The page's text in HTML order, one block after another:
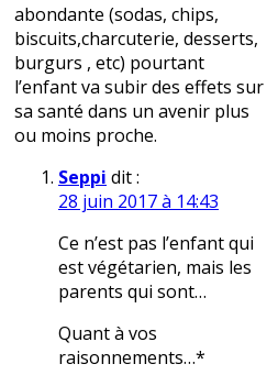
abondante (sodas, chips,
biscuits,charcuterie, desserts,
burgurs , etc) pourtant
l’enfant va subir des effets sur
sa santé dans un avenir plus
ou moins proche.
Seppi dit :
28 juin 2017 à 14:43
Ce n’est pas l’enfant qui
est végétarien, mais les
parents qui sont…
Quant à vos
raisonnements…*